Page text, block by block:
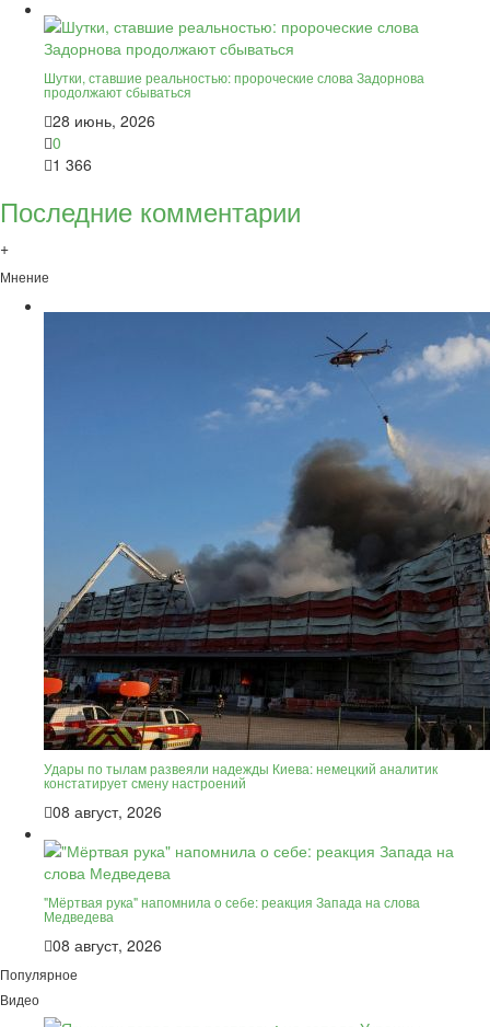
Шутки, ставшие реальностью: пророческие слова Задорнова
продолжают сбываться
28 июнь, 2026
0
1 366
Последние комментарии
+
Мнение
Удары по тылам развеяли надежды Киева: немецкий аналитик
констатирует смену настроений
08 август, 2026
"Мёртвая рука" напомнила о себе: реакция Запада на слова
Медведева
08 август, 2026
Популярное
Видео